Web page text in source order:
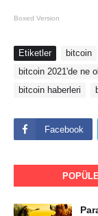
Boxed Version
Etiketler bitcoin
bitcoin 2021'de ne
bitcoin haberleri
Facebook